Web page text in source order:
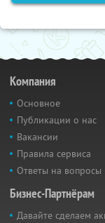
Компания
Основное
Публикации о нас
Вакансии
Правила сервиса
Ответы на вопросы
Бизнес-Партнёрам
Давайте сделаем